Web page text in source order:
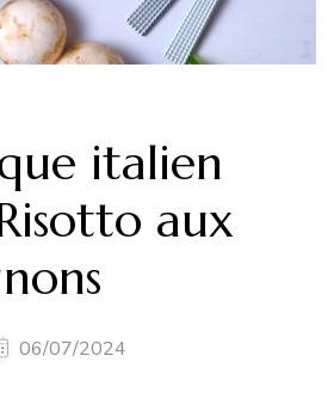
italien
aux
06/07/2024